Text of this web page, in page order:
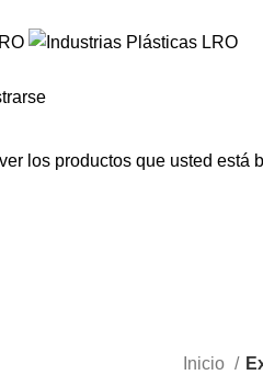
Inicio
los productos que usted está